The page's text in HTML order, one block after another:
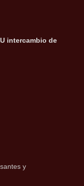
intercambio de
y